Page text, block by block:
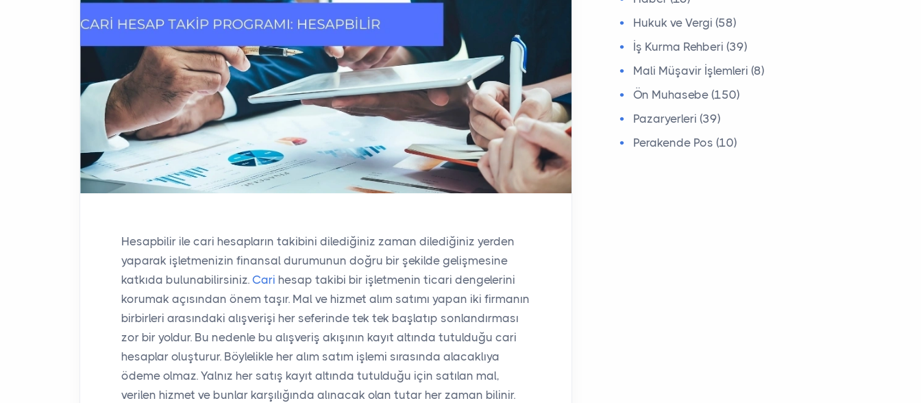
Hesapbilir ile cari hesapların takibini dilediğiniz zaman dilediğiniz yerden
yaparak işletmenizin finansal durumunun doğru bir şekilde gelişmesine
katkıda bulunabilirsiniz. Cari hesap takibi bir işletmenin ticari dengelerini
korumak açısından önem taşır. Mal ve hizmet alım satımı yapan iki firmanın
birbirleri arasındaki alışverişi her seferinde tek tek başlatıp sonlandırması
zor bir yoldur. Bu nedenle bu alışveriş akışının kayıt altında tutulduğu cari
hesaplar oluşturur. Böylelikle her alım satım işlemi sırasında alacaklıya
ödeme olmaz. Yalnız her satış kayıt altında tutulduğu için satılan mal,
verilen hizmet ve bunlar karşılığında alınacak olan tutar her zaman bilinir.
Hukuk ve Vergi (58)
İş Kurma Rehberi (39)
Mali Müşavir İşlemleri (8)
Ön Muhasebe (150)
Pazaryerleri (39)
Perakende Pos (10)